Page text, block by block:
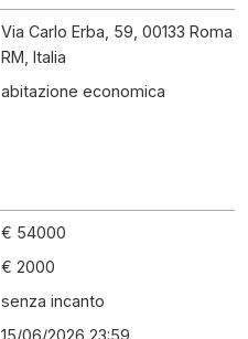
Via Carlo Erba, 59, 00133 Roma
RM, Italia
abitazione economica
€ 54000
€ 2000
senza incanto
15/06/2026 23:59